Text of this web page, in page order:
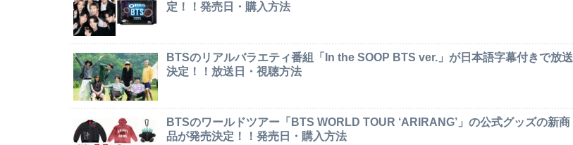
定！！発売日・購入方法
BTSのリアルバラエティ番組「In the SOOP BTS ver.」が日本語字幕付きで放送
決定！！放送日・視聴方法
BTSのワールドツアー「BTS WORLD TOUR ‘ARIRANG’」の公式グッズの新商
品が発売決定！！発売日・購入方法